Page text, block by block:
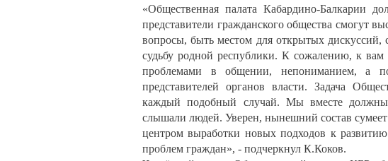
«Общественная палата Кабардино-Балкарии
представители гражданского общества смогут
вопросы, быть местом для открытых дискуссий,
судьбу родной республики. К сожалению, к
проблемами в общении, непониманием, а
представителей органов власти. Задача
каждый подобный случай. Мы вместе
слышали людей. Уверен, нынешний состав
центром выработки новых подходов к
проблем граждан», - подчеркнул К.Коков.